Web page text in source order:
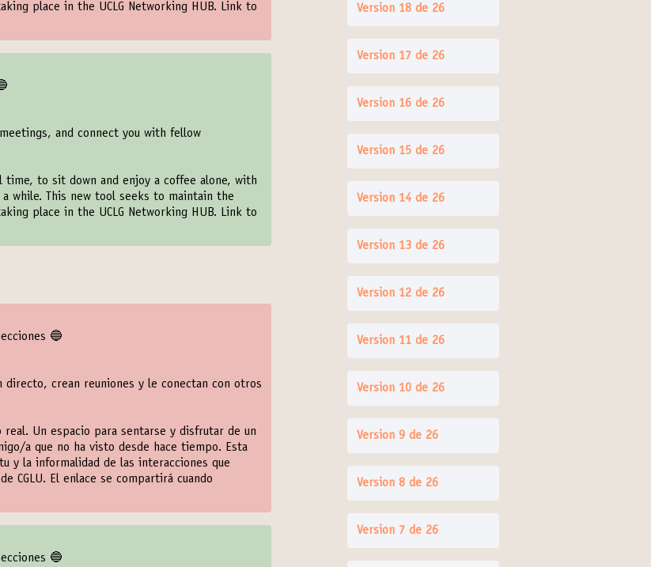
place in the UCLG Networking HUB. Link to
and connect you with fellow
to sit down and enjoy a coffee alone, with
while. This new tool seeks to maintain the
place in the UCLG Networking HUB. Link to
🔵
directo, crean reuniones y le conectan con otros
Un espacio para sentarse y disfrutar de un
a que no ha visto desde hace tiempo. Esta
y la informalidad de las interacciones que
CGLU. El enlace se compartirá cuando
🔵
Version 18 de 26
Version 17 de 26
Version 16 de 26
Version 15 de 26
Version 14 de 26
Version 13 de 26
Version 12 de 26
Version 11 de 26
Version 10 de 26
Version 9 de 26
Version 8 de 26
Version 7 de 26